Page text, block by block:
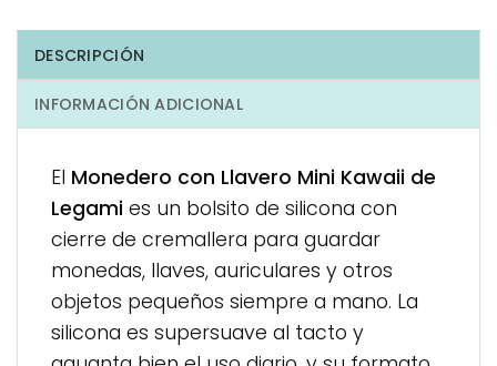
DESCRIPCIÓN
INFORMACIÓN ADICIONAL
El Monedero con Llavero Mini Kawaii de
Legami es un bolsito de silicona con
cierre de cremallera para guardar
monedas, llaves, auriculares y otros
objetos pequeños siempre a mano. La
silicona es supersuave al tacto y